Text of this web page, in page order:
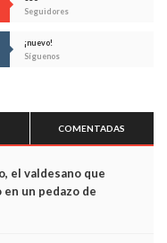
Seguidores
¡nuevo!
Síguenos
COMENTADAS
el valdesano que
un pedazo de